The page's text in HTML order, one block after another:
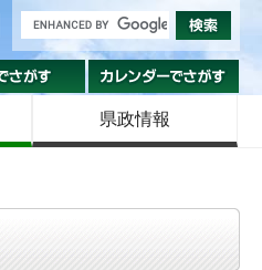
組織でさがす
県政情報